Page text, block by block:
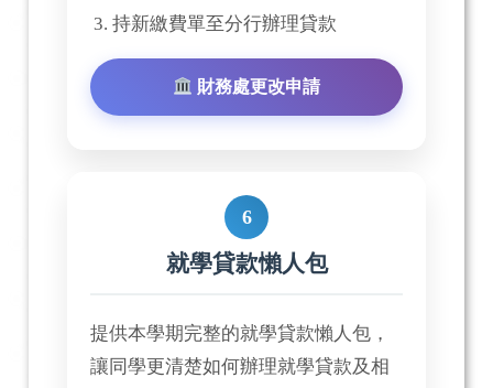
持新繳費單至分行辦理貸款
財務處更改申請
6
就學貸款懶人包
提供本學期完整的就學貸款懶人包，
讓同學更清楚如何辦理就學貸款及相